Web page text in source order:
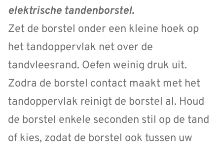
elektrische tandenborstel.
Zet de borstel onder een kleine hoek op
het tandoppervlak net over de
tandvleesrand. Oefen weinig druk uit.
Zodra de borstel contact maakt met het
tandoppervlak reinigt de borstel al. Houd
de borstel enkele seconden stil op de tand
of kies, zodat de borstel ook tussen uw